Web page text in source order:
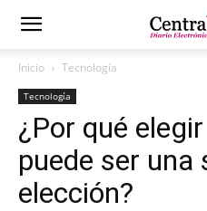
Inicio Tecnología
Tecnología
¿Por qué
puede ser una
elección?